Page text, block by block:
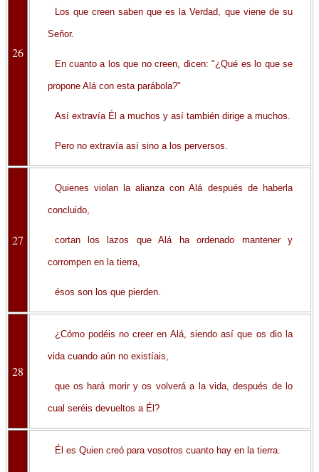
26
Los que creen saben que es la Verdad, que viene de su
Señor.
En cuanto a los que no creen, dicen: "¿Qué es lo que se
propone Alá con esta parábola?"
Así extravía Él a muchos y así también dirige a muchos.
Pero no extravía así sino a los perversos.
27
Quienes violan la alianza con Alá después de haberla
concluido,
cortan los lazos que Alá ha ordenado mantener y
corrompen en la tierra,
ésos son los que pierden.
28
¿Cómo podéis no creer en Alá, siendo así que os dio la
vida cuando aún no existíais,
que os hará morir y os volverá a la vida, después de lo
cual seréis devueltos a Él?
Él es Quien creó para vosotros cuanto hay en la tierra.